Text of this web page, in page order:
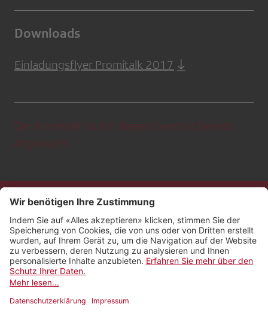
Downloads
Einladungsflyer Promitalk 2017
Die Anmeldefrist für diesen Event ist bereits
abgelaufen.
Kontakt
Impressum
Rechtliches
Netiquette